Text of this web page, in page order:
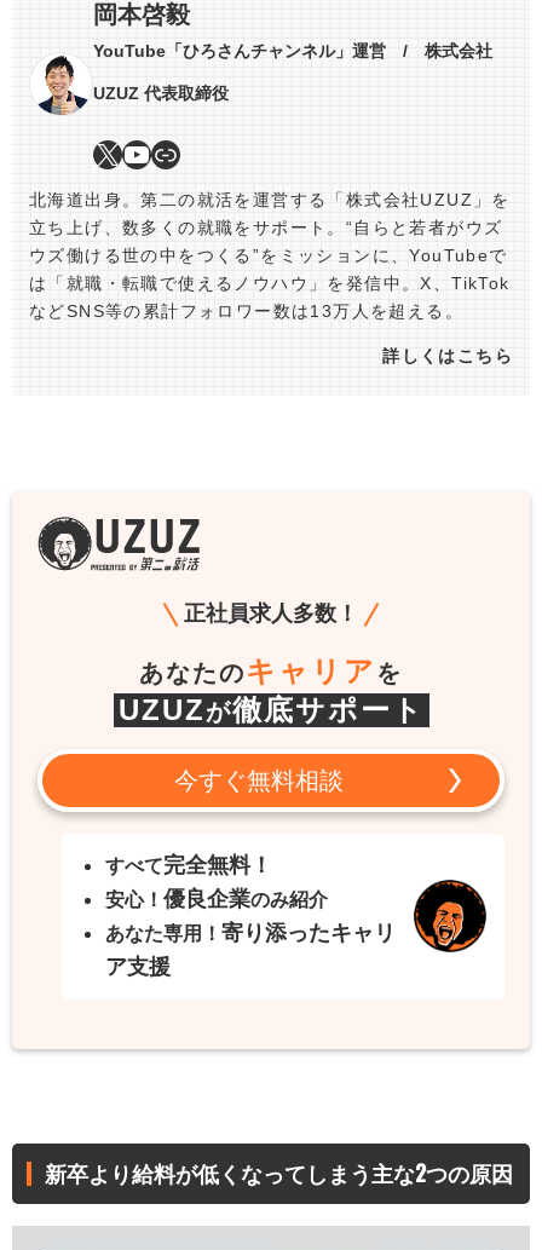
岡本啓毅
YouTube「ひろさんチャンネル」運営 / 株式会社
UZUZ 代表取締役
北海道出身。第二の就活を運営する「株式会社UZUZ」を
立ち上げ、数多くの就職をサポート。“自らと若者がウズ
ウズ働ける世の中をつくる”をミッションに、YouTubeで
は「就職・転職で使えるノウハウ」を発信中。X、TikTok
などSNS等の累計フォロワー数は13万人を超える。
詳しくはこちら
正社員求人多数！
あなたのキャリア を
UZUZが徹底サポート
今すぐ無料相談
すべて完全無料！
安心！ 優良企業のみ紹介
あなた専用！ 寄り添ったキャリ
ア支援
新卒より給料が低くなってしまう主な2つの原因